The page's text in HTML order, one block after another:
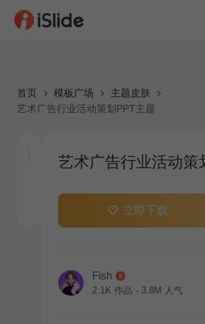
首页 模板广场
主题皮肤
艺术广告行业活动策划PPT主题
艺术广告行业活动策
立即下载
Fish
2.1K 作品 3.8M 人气